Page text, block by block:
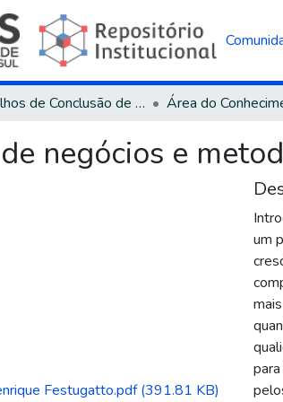
Trabalhos de Conclusão de Curso
negócios e
Festugatto.pdf(391.81 KB)
um